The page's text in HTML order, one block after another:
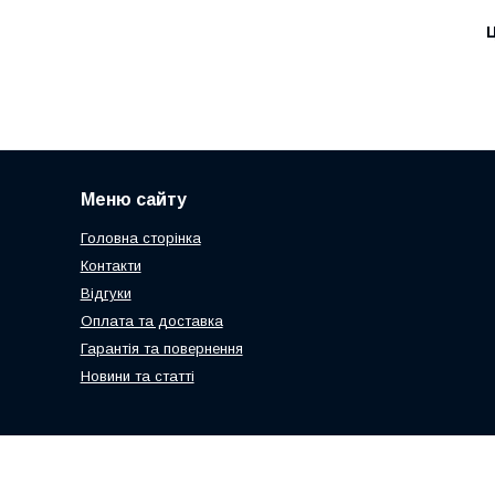
Меню сайту
Головна сторінка
Контакти
Відгуки
Оплата та доставка
Гарантія та повернення
Новини та статті